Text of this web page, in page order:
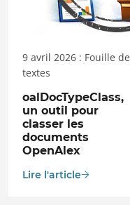
9 avril 2026 : Fouille de
textes
oalDocTypeClass,
un outil pour
classer les
documents
OpenAlex
Lire l'article